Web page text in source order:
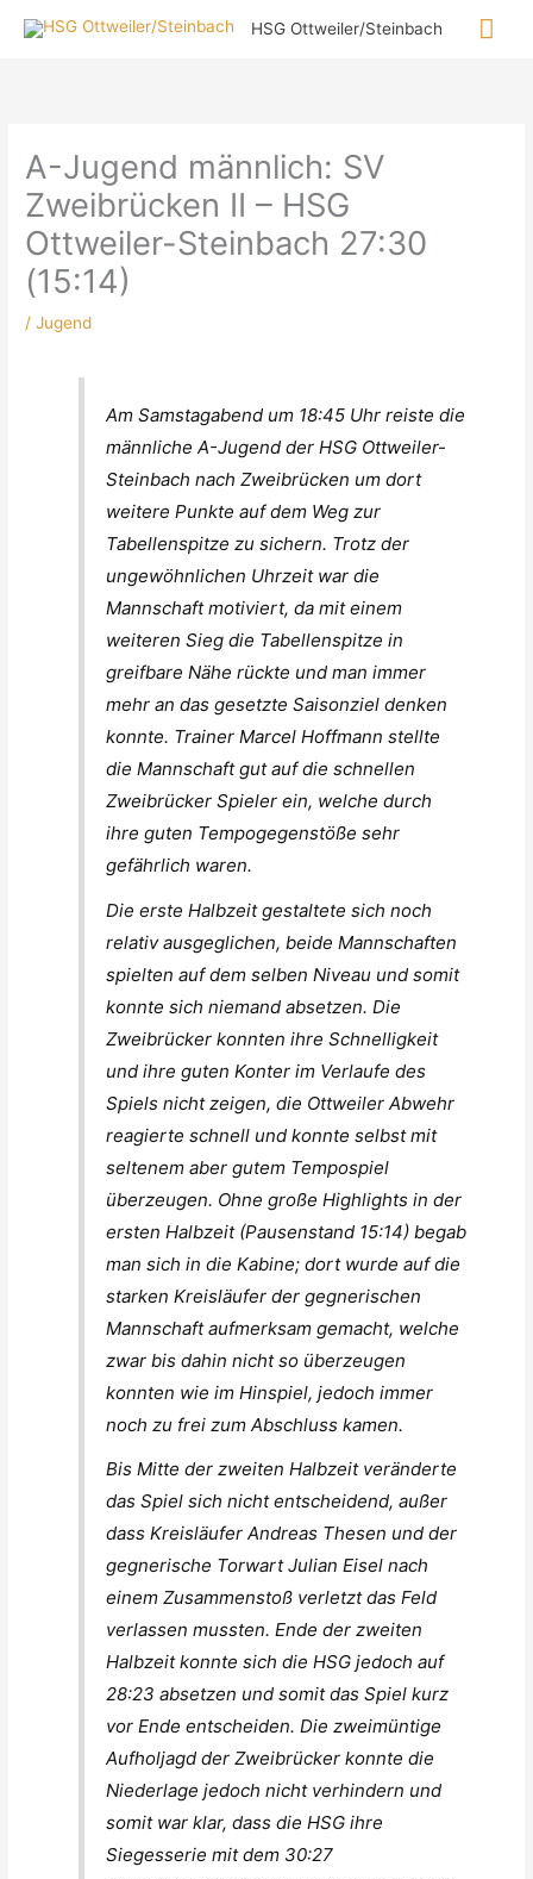
Inhalt
HSG Ottweiler/Steinbach
A-Jugend männlich: SV
Zweibrücken II – HSG
Ottweiler-Steinbach 27:30
(15:14)
/Jugend
Am Samstagabend um 18:45 Uhr reiste die
männliche A-Jugend der HSG Ottweiler-
Steinbach nach Zweibrücken um dort
weitere Punkte auf dem Weg zur
Tabellenspitze zu sichern. Trotz der
ungewöhnlichen Uhrzeit war die
Mannschaft motiviert, da mit einem
weiteren Sieg die Tabellenspitze in
greifbare Nähe rückte und man immer
mehr an das gesetzte Saisonziel denken
konnte. Trainer Marcel Hoffmann stellte
die Mannschaft gut auf die schnellen
Zweibrücker Spieler ein, welche durch
ihre guten Tempogegenstöße sehr
gefährlich waren.
Die erste Halbzeit gestaltete sich noch
relativ ausgeglichen, beide Mannschaften
spielten auf dem selben Niveau und somit
konnte sich niemand absetzen. Die
Zweibrücker konnten ihre Schnelligkeit
und ihre guten Konter im Verlaufe des
Spiels nicht zeigen, die Ottweiler Abwehr
reagierte schnell und konnte selbst mit
seltenem aber gutem Tempospiel
überzeugen. Ohne große Highlights in der
ersten Halbzeit (Pausenstand 15:14) begab
man sich in die Kabine; dort wurde auf die
starken Kreisläufer der gegnerischen
Mannschaft aufmerksam gemacht, welche
zwar bis dahin nicht so überzeugen
konnten wie im Hinspiel, jedoch immer
noch zu frei zum Abschluss kamen.
Bis Mitte der zweiten Halbzeit veränderte
das Spiel sich nicht entscheidend, außer
dass Kreisläufer Andreas Thesen und der
gegnerische Torwart Julian Eisel nach
einem Zusammenstoß verletzt das Feld
verlassen mussten. Ende der zweiten
Halbzeit konnte sich die HSG jedoch auf
28:23 absetzen und somit das Spiel kurz
vor Ende entscheiden. Die zweimüntige
Aufholjagd der Zweibrücker konnte die
Niederlage jedoch nicht verhindern und
somit war klar, dass die HSG ihre
Siegesserie mit dem 30:27